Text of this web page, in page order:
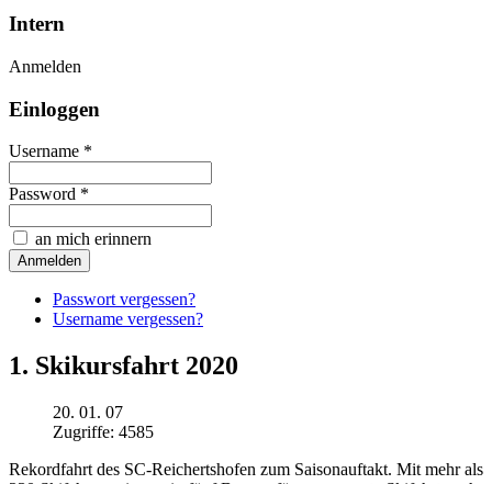
Intern
Anmelden
Einloggen
Username *
Password *
an mich erinnern
Passwort vergessen?
Username vergessen?
1. Skikursfahrt 2020
20. 01. 07
Zugriffe: 4585
Rekordfahrt des SC-Reichertshofen zum Saisonauftakt. Mit mehr als